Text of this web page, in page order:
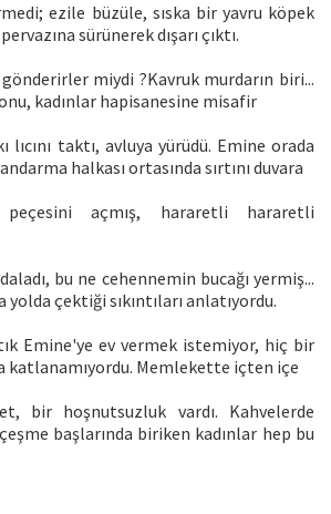
ezile büzüle, sıska bir yavru köpek
sürünerek dışarı çıktı.
miydi ?Kavruk murdarın biri...
onu, kadınlar hapisanesine misafir
lıcını taktı, avluya yürüdü. Emine orada
halkası ortasında sırtını duvara
açmış, hararetli hararetli
bu ne cehennemin bucağı yermiş...
yolda çektiği sıkıntıları anlatıyordu.
Emine'ye ev vermek istemiyor, hiç bir
katlanamıyordu. Memlekette içten içe
bir hoşnutsuzluk vardı. Kahvelerde
başlarında biriken kadınlar hep bu